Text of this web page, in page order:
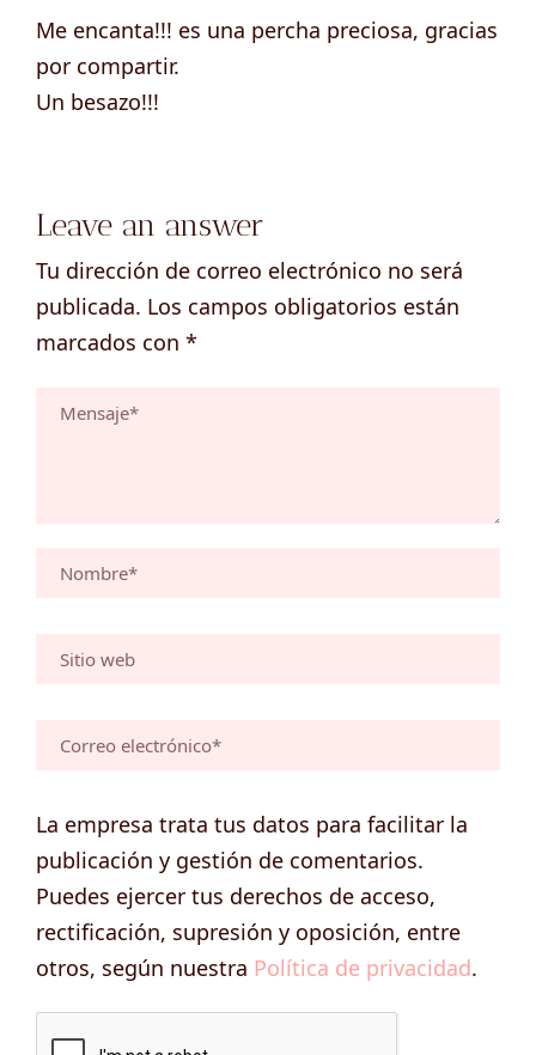
Me encanta!!! es una percha preciosa, gracias
por compartir.
Un besazo!!!
Leave an answer
Tu dirección de correo electrónico no será
publicada. Los campos obligatorios están
marcados con *
La empresa trata tus datos para facilitar la
publicación y gestión de comentarios.
Puedes ejercer tus derechos de acceso,
rectificación, supresión y oposición, entre
otros, según nuestra Política de privacidad.